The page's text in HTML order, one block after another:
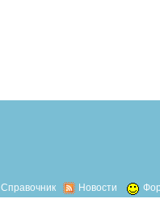
Справочник Новости